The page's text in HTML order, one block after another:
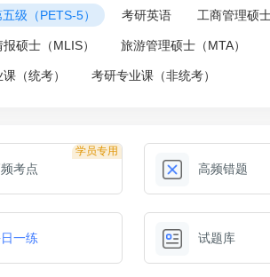
级（PETS-5） 考研英语 工商管理硕
报硕士（MLIS） 旅游管理硕士（MTA）
（统考） 考研专业课（非统考）
学员专用
考点 高频错题
一练 试题库